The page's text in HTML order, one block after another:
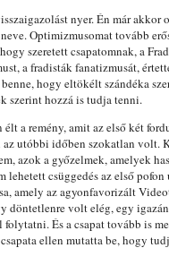
nyer. Én már
Optimizmusomat tovább
szeretett csapatomnak, a
a fradisták fanatizmusát,
hogy eltökélt szándéka
szerint hozzá is tudja tenni.
a remény, amit az első két
utóbbi időben szokatlan volt.
azok a győzelmek, amelyek
lehetett csüggedés az első
amely az agyonfavorizált
döntetlenre volt elég, egy
És a csapat tovább is
ellen mutatta be, hogy